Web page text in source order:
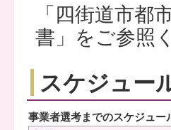
「四街道市都
書」をご参照
スケジュー
事業者選考までのスケジュー